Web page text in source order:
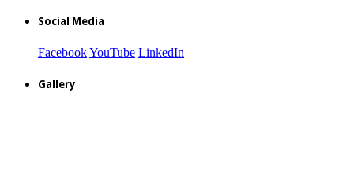
Social Media
FacebookYouTube LinkedIn
Gallery